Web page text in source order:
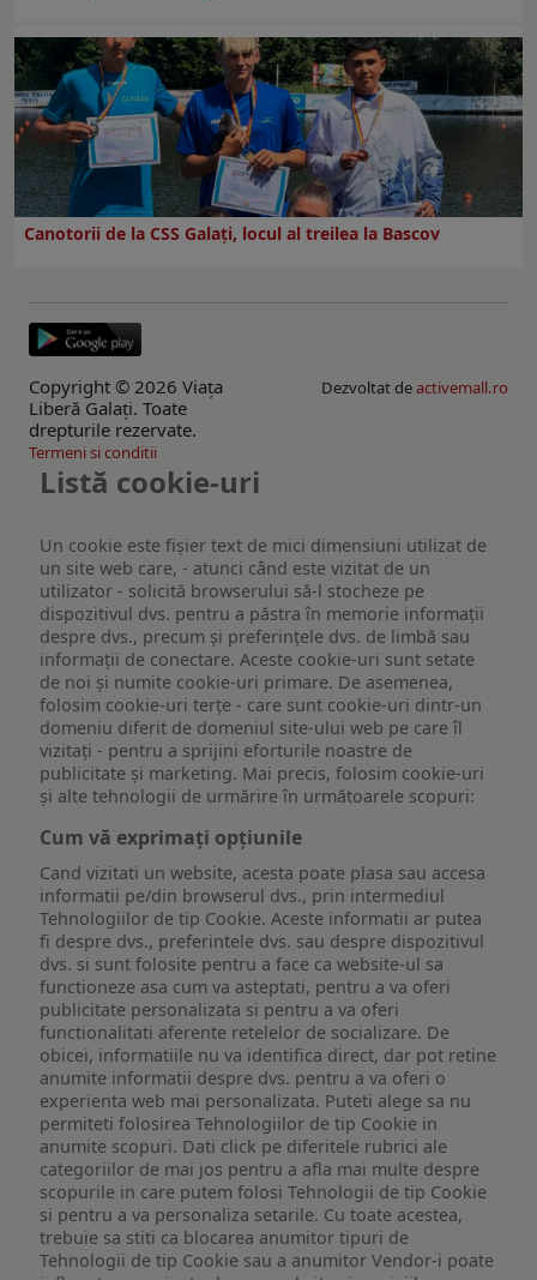
Canotorii de la CSS Galați, locul al treilea la Bascov
Copyright © 2026 Viaţa
Liberă Galaţi. Toate
drepturile rezervate.
Dezvoltat deactivemall.ro
Termeni si conditii
Listă cookie-uri
Un cookie este fişier text de mici dimensiuni utilizat de
un site web care, - atunci când este vizitat de un
utilizator - solicită browserului să-l stocheze pe
dispozitivul dvs. pentru a păstra în memorie informații
despre dvs., precum și preferințele dvs. de limbă sau
informații de conectare. Aceste cookie-uri sunt setate
de noi și numite cookie-uri primare. De asemenea,
folosim cookie-uri terțe - care sunt cookie-uri dintr-un
domeniu diferit de domeniul site-ului web pe care îl
vizitați - pentru a sprijini eforturile noastre de
publicitate și marketing. Mai precis, folosim cookie-uri
și alte tehnologii de urmărire în următoarele scopuri:
Cum vă exprimați opțiunile
Cand vizitati un website, acesta poate plasa sau accesa
informatii pe/din browserul dvs., prin intermediul
Tehnologiilor de tip Cookie. Aceste informatii ar putea
fi despre dvs., preferintele dvs. sau despre dispozitivul
dvs. si sunt folosite pentru a face ca website-ul sa
functioneze asa cum va asteptati, pentru a va oferi
publicitate personalizata si pentru a va oferi
functionalitati aferente retelelor de socializare. De
obicei, informatiile nu va identifica direct, dar pot retine
anumite informatii despre dvs. pentru a va oferi o
experienta web mai personalizata. Puteti alege sa nu
permiteti folosirea Tehnologiilor de tip Cookie in
anumite scopuri. Dati click pe diferitele rubrici ale
categoriilor de mai jos pentru a afla mai multe despre
scopurile in care putem folosi Tehnologii de tip Cookie
si pentru a va personaliza setarile. Cu toate acestea,
trebuie sa stiti ca blocarea anumitor tipuri de
Tehnologii de tip Cookie sau a anumitor Vendor-i poate